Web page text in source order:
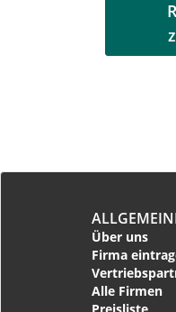
Über uns
Firma
Alle Firmen
Preisliste